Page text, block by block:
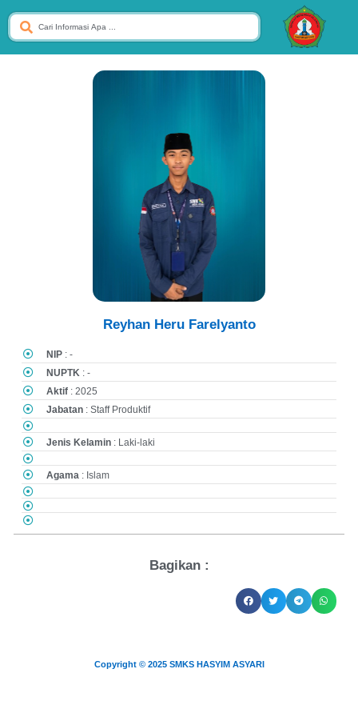
Reyhan Heru Farelyanto
NIP : -
NUPTK : -
Aktif : 2025
Jabatan : Staff Produktif
Jenis Kelamin : Laki-laki
Agama : Islam
Bagikan :
Copyright © 2025 SMKS HASYIM ASYARI